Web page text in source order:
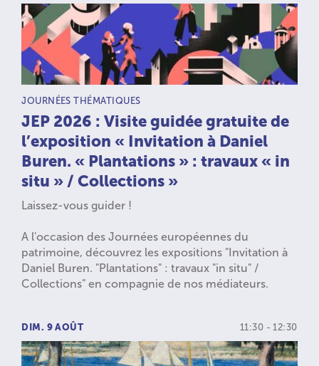
TYPE D’ACTIVITÉ :
JOURNÉES THÉMATIQUES
JEP 2026 : Visite guidée gratuite de
l’exposition « Invitation à Daniel
Buren. « Plantations » : travaux « in
situ » / Collections »
Laissez-vous guider !
A l'occasion des Journées européennes du
patrimoine, découvrez les expositions "Invitation à
Daniel Buren. "Plantations" : travaux "in situ" /
Collections" en compagnie de nos médiateurs.
DIM. 9 AOÛT 11:30 - 12:30